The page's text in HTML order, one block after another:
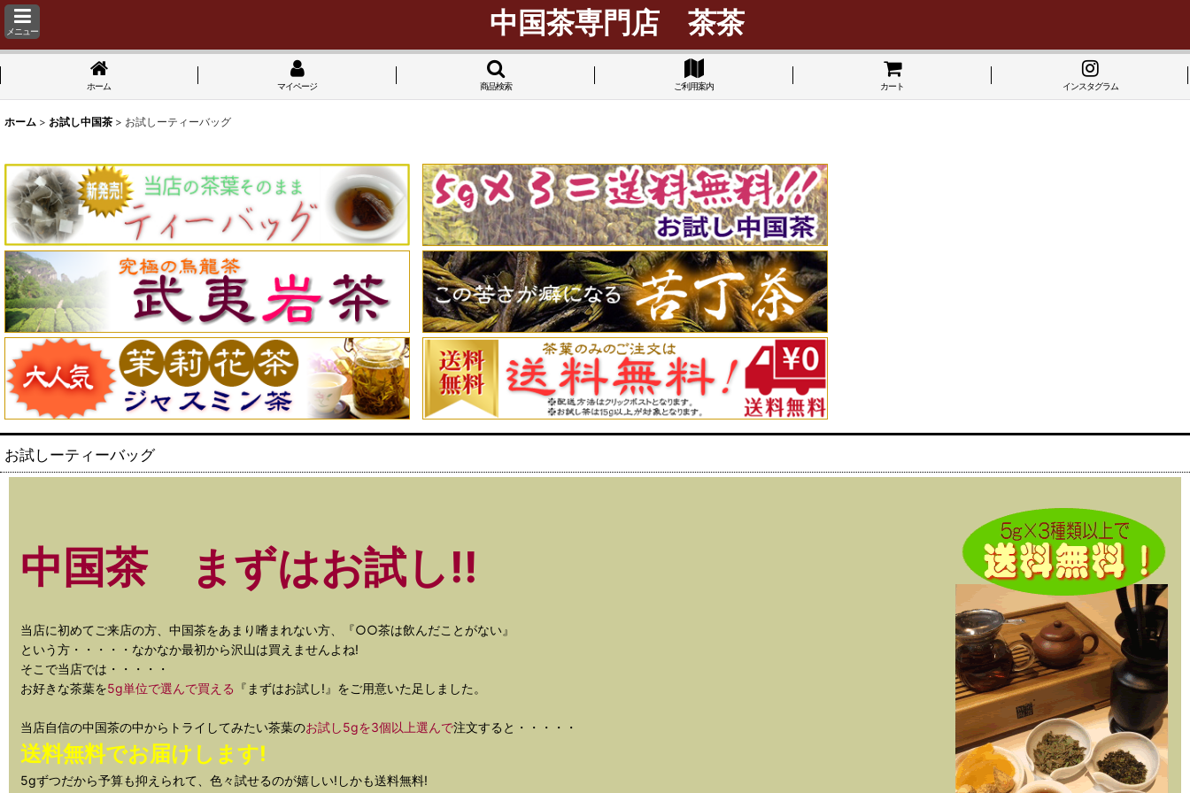
メニュー 中国茶専門店 茶茶
ホーム マイページ 商品検索 ご利用案内 カート インスタグラム
ホーム > お試し中国茶 > お試しーティーバッグ
お試しーティーバッグ
中国茶 まずはお試し!!
当店に初めてご来店の方、中国茶をあまり嗜まれない方、『○○茶は飲んだことがない』
という方・・・・・なかなか最初から沢山は買えませんよね!
そこで当店では・・・・・
お好きな茶葉を5g単位で選んで買える 『まずはお試し!』をご用意いた足しました。
当店自信の中国茶の中からトライしてみたい茶葉のお試し5gを3個以上選んで注文すると・・・・・
送料無料でお届けします!
5gずつだから予算も抑えられて、色々試せるのが嬉しい!しかも送料無料!